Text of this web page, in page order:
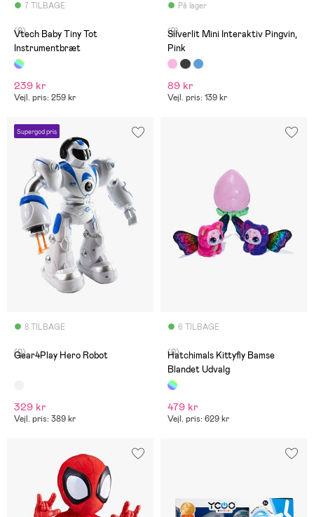
7 TILBAGE
(0)
Vtech Baby Tiny Tot
Instrumentbræt
239 kr
Vejl. pris: 259 kr
På lager
(2)
Silverlit Mini Interaktiv Pingvin,
Pink
89 kr
Vejl. pris: 139 kr
Supergod pris
8 TILBAGE
(0)
Gear4Play Hero Robot
329 kr
Vejl. pris: 389 kr
6 TILBAGE
(0)
Hatchimals Kittyfly Bamse
Blandet Udvalg
479 kr
Vejl. pris: 629 kr